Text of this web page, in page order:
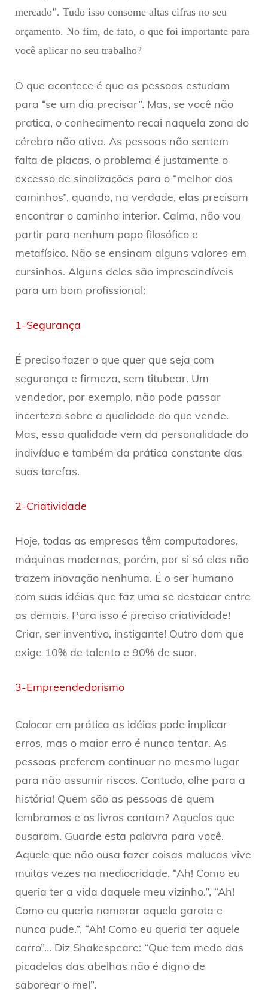
mercado”. Tudo isso consome altas cifras no seu
orçamento. No fim, de fato, o que foi importante para
você aplicar no seu trabalho?
O que acontece é que as pessoas estudam
para “se um dia precisar”. Mas, se você não
pratica, o conhecimento recai naquela zona do
cérebro não ativa. As pessoas não sentem
falta de placas, o problema é justamente o
excesso de sinalizações para o “melhor dos
caminhos”, quando, na verdade, elas precisam
encontrar o caminho interior. Calma, não vou
partir para nenhum papo filosófico e
metafísico. Não se ensinam alguns valores em
cursinhos. Alguns deles são imprescindíveis
para um bom profissional:
1-Segurança
É preciso fazer o que quer que seja com
segurança e firmeza, sem titubear. Um
vendedor, por exemplo, não pode passar
incerteza sobre a qualidade do que vende.
Mas, essa qualidade vem da personalidade do
indivíduo e também da prática constante das
suas tarefas.
2-Criatividade
Hoje, todas as empresas têm computadores,
máquinas modernas, porém, por si só elas não
trazem inovação nenhuma. É o ser humano
com suas idéias que faz uma se destacar entre
as demais. Para isso é preciso criatividade!
Criar, ser inventivo, instigante! Outro dom que
exige 10% de talento e 90% de suor.
3-Empreendedorismo
Colocar em prática as idéias pode implicar
erros, mas o maior erro é nunca tentar. As
pessoas preferem continuar no mesmo lugar
para não assumir riscos. Contudo, olhe para a
história! Quem são as pessoas de quem
lembramos e os livros contam? Aquelas que
ousaram. Guarde esta palavra para você.
Aquele que não ousa fazer coisas malucas vive
muitas vezes na mediocridade. “Ah! Como eu
queria ter a vida daquele meu vizinho.”, “Ah!
Como eu queria namorar aquela garota e
nunca pude.”, “Ah! Como eu queria ter aquele
carro”… Diz Shakespeare: “Que tem medo das
picadelas das abelhas não é digno de
saborear o mel”.